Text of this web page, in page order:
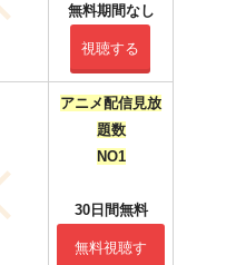
無料期間なし
視聴する
アニメ配信見放
題数
NO1
30日間無料
無料視聴す